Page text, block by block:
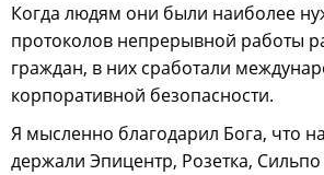
Когда людям они были наиболее
протоколов непрерывной работы
граждан, в них сработали
корпоративной безопасности.
Я мысленно благодарил Бога, что
держали Эпицентр, Розетка,